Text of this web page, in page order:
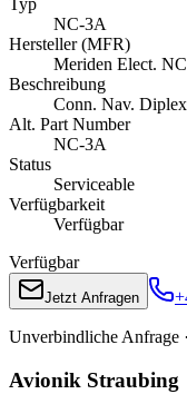
Typ
NC-3A
Hersteller (MFR)
Meriden Elect.
Beschreibung
Conn. Nav.
Alt. Part Number
NC-3A
Status
Serviceable
Verfügbarkeit
Verfügbar
Verfügbar
Jetzt Anfragen
Unverbindliche Anfrage
Avionik Straubing